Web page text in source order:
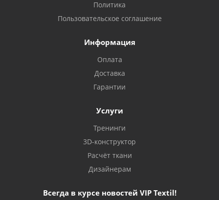
Политика
Пользовательское соглашение
Информация
Оплата
Доставка
Гарантии
Услуги
Тренинги
3D-конструктор
Расчёт ткани
Дизайнерам
Всегда в курсе новостей VIP Textil!